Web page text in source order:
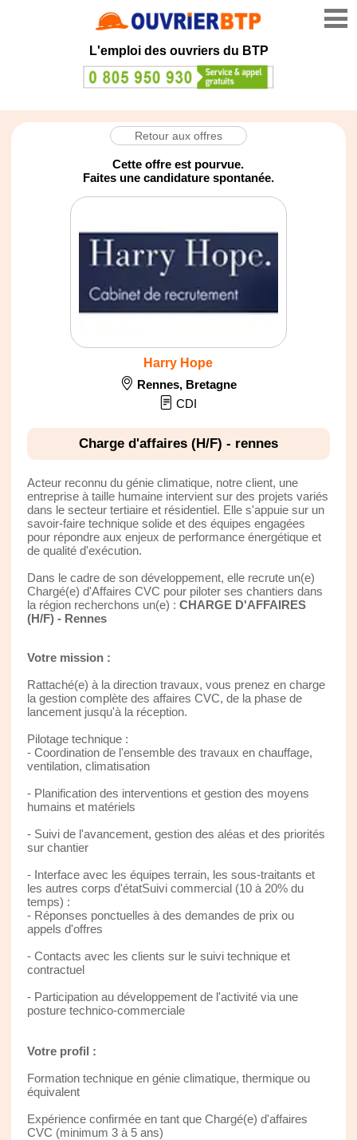
L'emploi des ouvriers du BTP
Retour aux offres
Cette offre est pourvue.
Faites une candidature spontanée.
Harry Hope
Rennes, Bretagne
CDI
Charge d'affaires (H/F) - rennes
Acteur reconnu du génie climatique, notre client, une
entreprise à taille humaine intervient sur des projets variés
dans le secteur tertiaire et résidentiel. Elle s'appuie sur un
savoir-faire technique solide et des équipes engagées
pour répondre aux enjeux de performance énergétique et
de qualité d'exécution.
Dans le cadre de son développement, elle recrute un(e)
Chargé(e) d'Affaires CVC pour piloter ses chantiers dans
la région recherchons un(e) : CHARGE D'AFFAIRES
(H/F) - Rennes
Votre mission :
Rattaché(e) à la direction travaux, vous prenez en charge
la gestion complète des affaires CVC, de la phase de
lancement jusqu'à la réception.
Pilotage technique :
- Coordination de l'ensemble des travaux en chauffage,
ventilation, climatisation
- Planification des interventions et gestion des moyens
humains et matériels
- Suivi de l'avancement, gestion des aléas et des priorités
sur chantier
- Interface avec les équipes terrain, les sous-traitants et
les autres corps d'étatSuivi commercial (10 à 20% du
temps) :
- Réponses ponctuelles à des demandes de prix ou
appels d'offres
- Contacts avec les clients sur le suivi technique et
contractuel
- Participation au développement de l'activité via une
posture technico-commerciale
Votre profil :
Formation technique en génie climatique, thermique ou
équivalent
Expérience confirmée en tant que Chargé(e) d'affaires
CVC (minimum 3 à 5 ans)